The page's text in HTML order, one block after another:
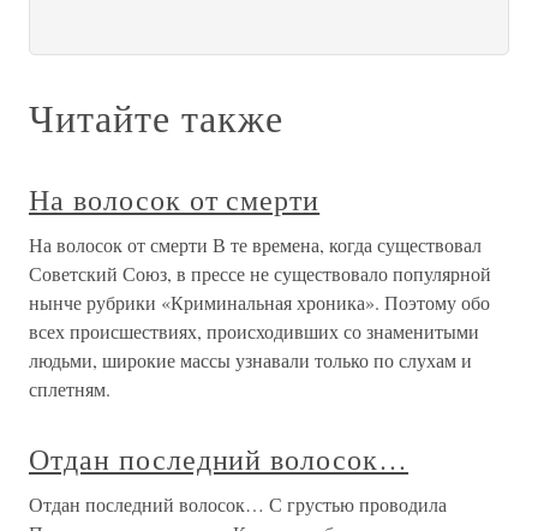
Читайте также
На волосок от смерти
На волосок от смерти В те времена, когда существовал
Советский Союз, в прессе не существовало популярной
нынче рубрики «Криминальная хроника». Поэтому обо
всех происшествиях, происходивших со знаменитыми
людьми, широкие массы узнавали только по слухам и
сплетням.
Отдан последний волосок…
Отдан последний волосок… С грустью проводила